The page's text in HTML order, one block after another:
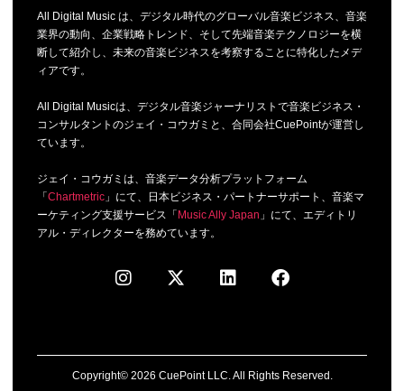
All Digital Music は、デジタル時代のグローバル音楽ビジネス、音楽
業界の動向、企業戦略トレンド、そして先端音楽テクノロジーを横
断して紹介し、未来の音楽ビジネスを考察することに特化したメデ
ィアです。
All Digital Musicは、デジタル音楽ジャーナリストで音楽ビジネス・
コンサルタントのジェイ・コウガミと、合同会社CuePointが運営し
ています。
ジェイ・コウガミは、音楽データ分析プラットフォーム
「Chartmetric」にて、日本ビジネス・パートナーサポート、音楽マ
ーケティング支援サービス「Music Ally Japan 」にて、エディトリ
アル・ディレクターを務めています。
Copyright© 2026 CuePoint LLC. All Rights Reserved.